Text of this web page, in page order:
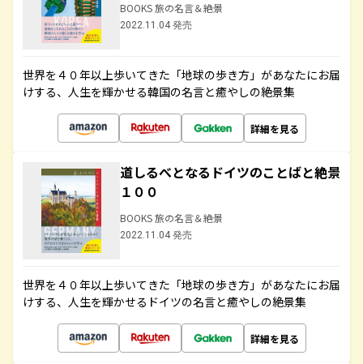
BOOKS 旅の名言＆絶景
2022.11.04 発売
世界を４０年以上歩いてきた「地球の歩き方」があなたにお届
けする、人生を輝かせる韓国の名言と癒やしの絶景集
詳細を見る
道しるべとなるドイツのことばと絶景
１００
BOOKS 旅の名言＆絶景
2022.11.04 発売
世界を４０年以上歩いてきた「地球の歩き方」があなたにお届
けする、人生を輝かせるドイツの名言と癒やしの絶景集
詳細を見る